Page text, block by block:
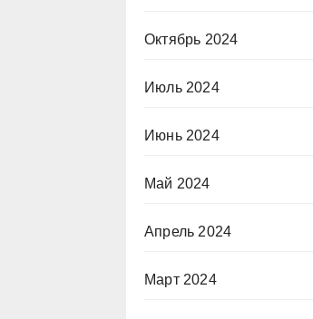
Октябрь 2024
Июль 2024
Июнь 2024
Май 2024
Апрель 2024
Март 2024